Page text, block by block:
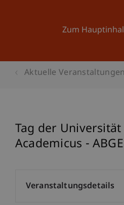
Zum
Aktuelle Veranstaltungen
Tag der Universität
Academicus -
Veranstaltungsdetails